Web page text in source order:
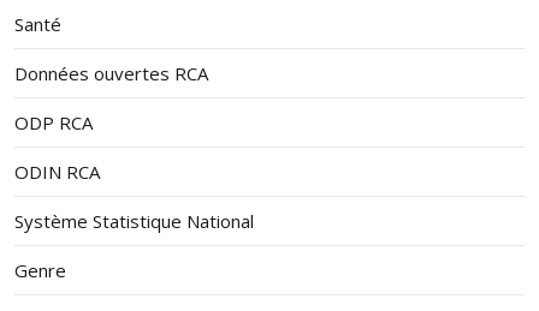
Santé
Données ouvertes RCA
ODP RCA
ODIN RCA
Système Statistique National
Genre